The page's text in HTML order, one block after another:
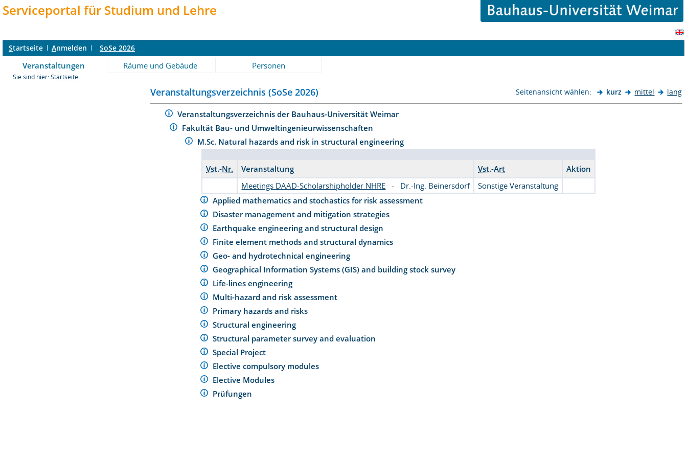
Serviceportal für Studium und Lehre
Startseite Anmelden SoSe 2026
Veranstaltungen Räume und Gebäude Personen
Sie sind hier: Startseite
Veranstaltungsverzeichnis (SoSe 2026) Seitenansicht wählen: kurz mittel lang
Veranstaltungsverzeichnis der Bauhaus-Universität Weimar
Fakultät Bau- und Umweltingenieurwissenschaften
M.Sc. Natural hazards and risk in structural engineering
Vst.-Nr. Veranstaltung Vst.-Art
Aktion
Meetings DAAD-Scholarshipholder NHRE - Dr.-Ing. Beinersdorf
Sonstige Veranstaltung
Applied mathematics and stochastics for risk assessment
Disaster management and mitigation strategies
Earthquake engineering and structural design
Finite element methods and structural dynamics
Geo- and hydrotechnical engineering
Geographical Information Systems (GIS) and building stock survey
Life-lines engineering
Multi-hazard and risk assessment
Primary hazards and risks
Structural engineering
Structural parameter survey and evaluation
Special Project
Elective compulsory modules
Elective Modules
Prüfungen